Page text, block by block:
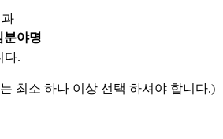
분야명
다.
최소 하나 이상 선택 하셔야 합니다.)